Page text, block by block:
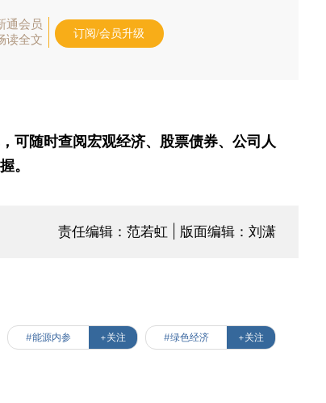
通会员
读全文
订阅/会员升级
，可随时查阅宏观经济、股票债券、公司人
。
责任编辑：范若虹 | 版面编辑：刘潇
#能源内参 +关注 #绿色经济 +关注